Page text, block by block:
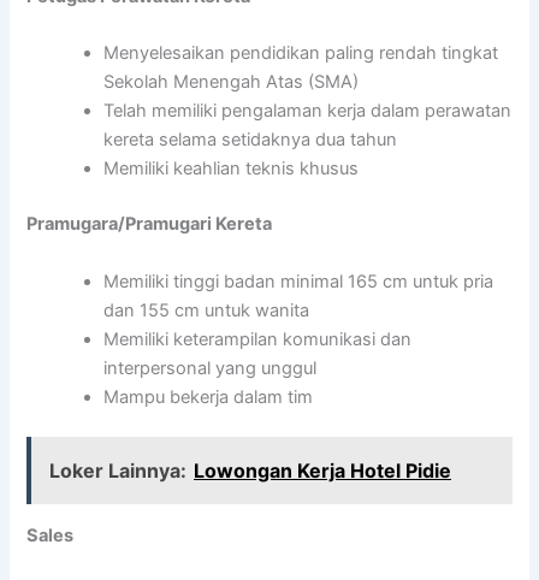
Menyelesaikan pendidikan paling rendah tingkat
Sekolah Menengah Atas (SMA)
Telah memiliki pengalaman kerja dalam perawatan
kereta selama setidaknya dua tahun
Memiliki keahlian teknis khusus
Pramugara/Pramugari Kereta
Memiliki tinggi badan minimal 165 cm untuk pria
dan 155 cm untuk wanita
Memiliki keterampilan komunikasi dan
interpersonal yang unggul
Mampu bekerja dalam tim
Loker Lainnya: Lowongan Kerja Hotel Pidie
Sales